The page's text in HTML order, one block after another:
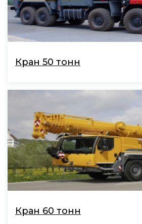
Кран 50 тонн
Кран 60 тонн